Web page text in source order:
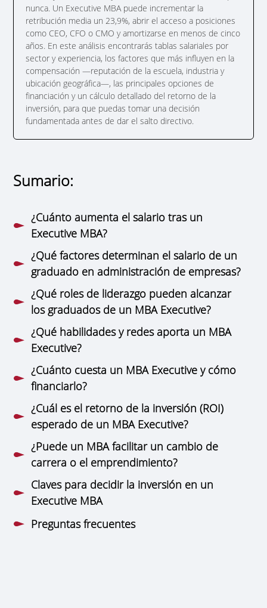
nunca. Un Executive MBA puede incrementar la
retribución media un 23,9%, abrir el acceso a posiciones
como CEO, CFO o CMO y amortizarse en menos de cinco
años. En este análisis encontrarás tablas salariales por
sector y experiencia, los factores que más influyen en la
compensación —reputación de la escuela, industria y
ubicación geográfica—, las principales opciones de
financiación y un cálculo detallado del retorno de la
inversión, para que puedas tomar una decisión
fundamentada antes de dar el salto directivo.
Sumario:
¿Cuánto aumenta el salario tras un
Executive MBA?
¿Qué factores determinan el salario de un
graduado en administración de empresas?
¿Qué roles de liderazgo pueden alcanzar
los graduados de un MBA Executive?
¿Qué habilidades y redes aporta un MBA
Executive?
¿Cuánto cuesta un MBA Executive y cómo
financiarlo?
¿Cuál es el retorno de la inversión (ROI)
esperado de un MBA Executive?
¿Puede un MBA facilitar un cambio de
carrera o el emprendimiento?
Claves para decidir la inversión en un
Executive MBA
Preguntas frecuentes